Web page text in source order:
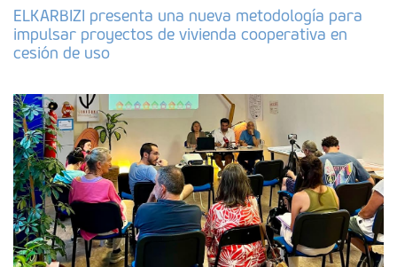
ELKARBIZI presenta una nueva metodología para
impulsar proyectos de vivienda cooperativa en
cesión de uso